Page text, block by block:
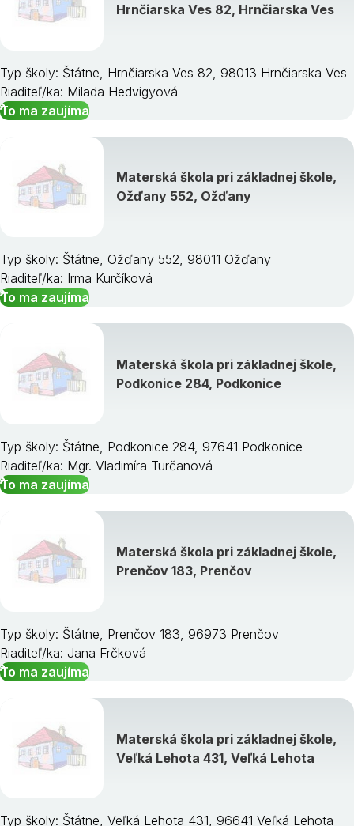
Hrnčiarska Ves 82, Hrnčiarska Ves
Typ školy: Štátne, Hrnčiarska Ves 82, 98013 Hrnčiarska Ves
Riaditeľ/ka: Milada Hedvigyová
To ma zaujíma
Materská škola pri základnej škole,
Ožďany 552, Ožďany
Typ školy: Štátne, Ožďany 552, 98011 Ožďany
Riaditeľ/ka: Irma Kurčíková
To ma zaujíma
Materská škola pri základnej škole,
Podkonice 284, Podkonice
Typ školy: Štátne, Podkonice 284, 97641 Podkonice
Riaditeľ/ka: Mgr. Vladimíra Turčanová
To ma zaujíma
Materská škola pri základnej škole,
Prenčov 183, Prenčov
Typ školy: Štátne, Prenčov 183, 96973 Prenčov
Riaditeľ/ka: Jana Frčková
To ma zaujíma
Materská škola pri základnej škole,
Veľká Lehota 431, Veľká Lehota
Typ školy: Štátne, Veľká Lehota 431, 96641 Veľká Lehota